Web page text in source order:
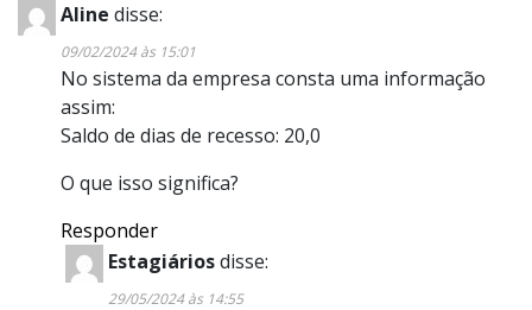
Aline disse:
09/02/2024 às 15:01
No sistema da empresa consta uma informação
assim:
Saldo de dias de recesso: 20,0
O que isso significa?
Responder
Estagiáriosdisse:
29/05/2024 às 14:55